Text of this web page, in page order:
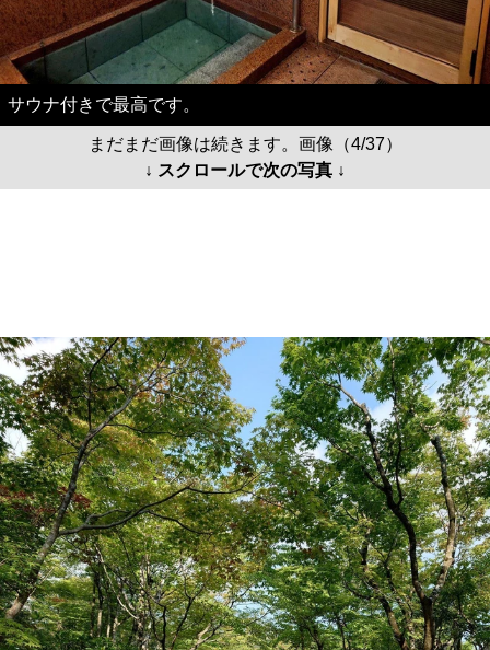
サウナ付きで最高です。
まだまだ画像は続きます。画像（4/37）
↓ スクロールで次の写真 ↓